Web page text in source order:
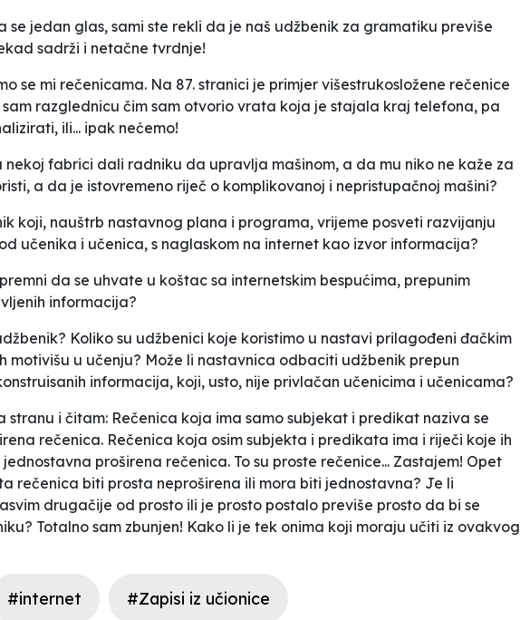
se jedan glas, sami ste rekli da je naš udžbenik za gramatiku previše
sadrži i netačne tvrdnje!
se mi rečenicama. Na 87. stranici je primjer višestrukosložene rečenice
sam razglednicu čim sam otvorio vrata koja je stajala kraj telefona, pa
ili... ipak nećemo!
nekoj fabrici dali radniku da upravlja mašinom, a da mu niko ne kaže za
a da je istovremeno riječ o komplikovanoj i nepristupačnoj mašini?
koji, nauštrb nastavnog plana i programa, vrijeme posveti razvijanju
učenika i učenica, s naglaskom na internet kao izvor informacija?
da se uhvate u koštac sa internetskim bespućima, prepunim
informacija?
Koliko su udžbenici koje koristimo u nastavi prilagođeni đačkim
motivišu u učenju? Može li nastavnica odbaciti udžbenik prepun
informacija, koji, usto, nije privlačan učenicima i učenicama?
stranu i čitam: Rečenica koja ima samo subjekat i predikat naziva se
rečenica. Rečenica koja osim subjekta i predikata ima i riječi koje ih
proširena rečenica. To su proste rečenice... Zastajem! Opet
rečenica biti prosta neproširena ili mora biti jednostavna? Je li
drugačije od prosto ili je prosto postalo previše prosto da bi se
Totalno sam zbunjen! Kako li je tek onima koji moraju učiti iz ovakvog
#internet #Zapisi iz učionice